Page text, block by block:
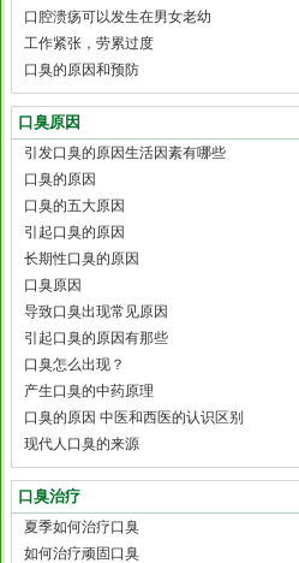
口腔溃疡可以发生在男女老幼
工作紧张，劳累过度
口臭的原因和预防
口臭原因
引发口臭的原因生活因素有哪些
口臭的原因
口臭的五大原因
引起口臭的原因
长期性口臭的原因
口臭原因
导致口臭出现常见原因
引起口臭的原因有那些
口臭怎么出现？
产生口臭的中药原理
口臭的原因 中医和西医的认识区别
现代人口臭的来源
口臭治疗
夏季如何治疗口臭
如何治疗顽固口臭